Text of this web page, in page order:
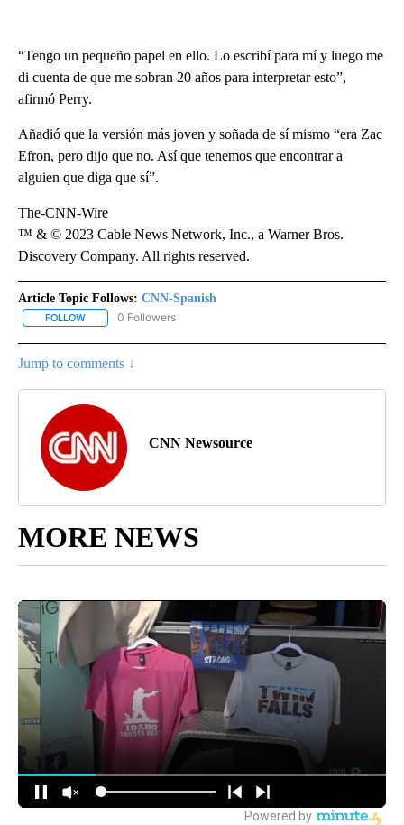
“Tengo un pequeño papel en ello. Lo escribí para mí y luego me
di cuenta de que me sobran 20 años para interpretar esto”,
afirmó Perry.
Añadió que la versión más joven y soñada de sí mismo “era Zac
Efron, pero dijo que no. Así que tenemos que encontrar a
alguien que diga que sí”.
The-CNN-Wire
™ & © 2023 Cable News Network, Inc., a Warner Bros.
Discovery Company. All rights reserved.
Article Topic Follows: CNN-Spanish
FOLLOW FOLLOW "CNN-SPANISH" TO RECEIVE NOTIFICATIONS ABOUT
0 Followers
Jump to comments ↓
CNN Newsource
MORE NEWS